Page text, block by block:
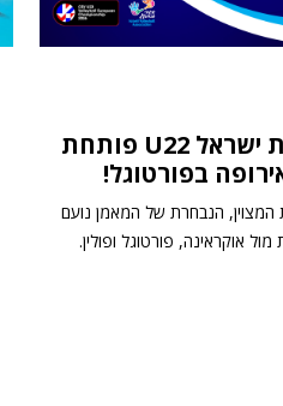
רגע האמת: נבחרת ישראל U22 פותחת
בפורטוגל!
המצוין, הנבחרת של המאמן נועם
אוקראינה, פורטוגל ופולין.